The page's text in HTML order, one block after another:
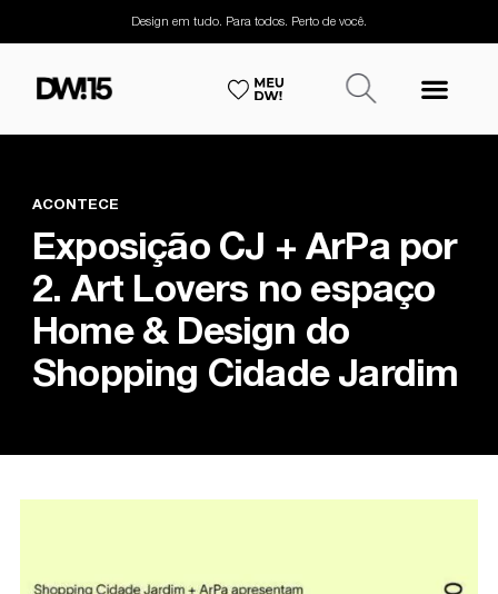
Design em tudo. Para todos. Perto de você.
ACONTECE
Exposição CJ + ArPa por
2. Art Lovers no espaço
Home & Design do
Shopping Cidade Jardim